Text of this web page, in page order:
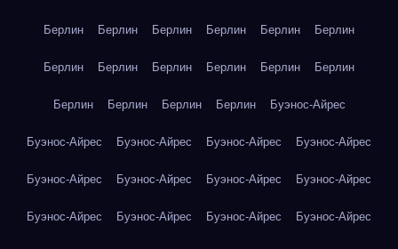
Берлин Берлин Берлин Берлин Берлин Берлин
Берлин Берлин Берлин Берлин Берлин Берлин
Берлин Берлин Берлин Берлин Буэнос-Айрес
Буэнос-Айрес Буэнос-Айрес Буэнос-Айрес Буэнос-Айрес
Буэнос-Айрес Буэнос-Айрес Буэнос-Айрес Буэнос-Айрес
Буэнос-Айрес Буэнос-Айрес Буэнос-Айрес Буэнос-Айрес